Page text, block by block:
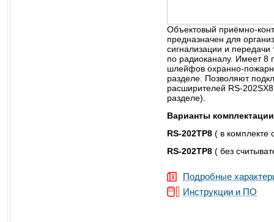
Объектовый приёмно-
предназначен для
сигнализации и
по радиоканалу. Имеет
шлейфов охранно-
разделе. Позволяют
расширителей RS-
разделе).
Варианты
RS-202TP8 ( в комплекте
RS-202TP8 ( без
Подробные
Инструкции и ПО